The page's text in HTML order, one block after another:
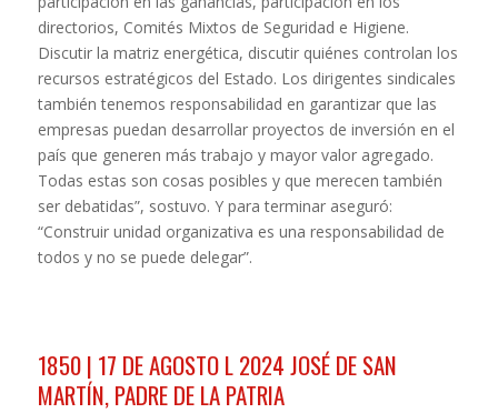
directorios, Comités Mixtos de Seguridad e Higiene.
Discutir la matriz energética, discutir quiénes controlan los
recursos estratégicos del Estado. Los dirigentes sindicales
también tenemos responsabilidad en garantizar que las
empresas puedan desarrollar proyectos de inversión en el
país que generen más trabajo y mayor valor agregado.
Todas estas son cosas posibles y que merecen también
ser debatidas”, sostuvo. Y para terminar aseguró:
“Construir unidad organizativa es una responsabilidad de
todos y no se puede delegar”.
1850 | 17 DE AGOSTO L 2024 JOSÉ DE SAN
MARTÍN, PADRE DE LA PATRIA